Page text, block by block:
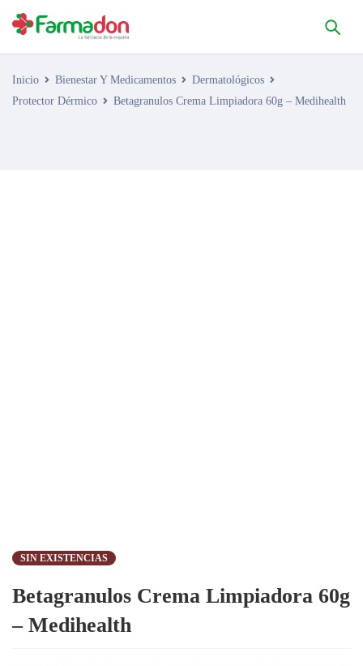
Inicio Bienestar Y Medicamentos
Dermatológicos
Protector Dérmico
Betagranulos Crema Limpiadora 60g – Medihealth
SIN EXISTENCIAS
Betagranulos Crema Limpiadora 60g
– Medihealth